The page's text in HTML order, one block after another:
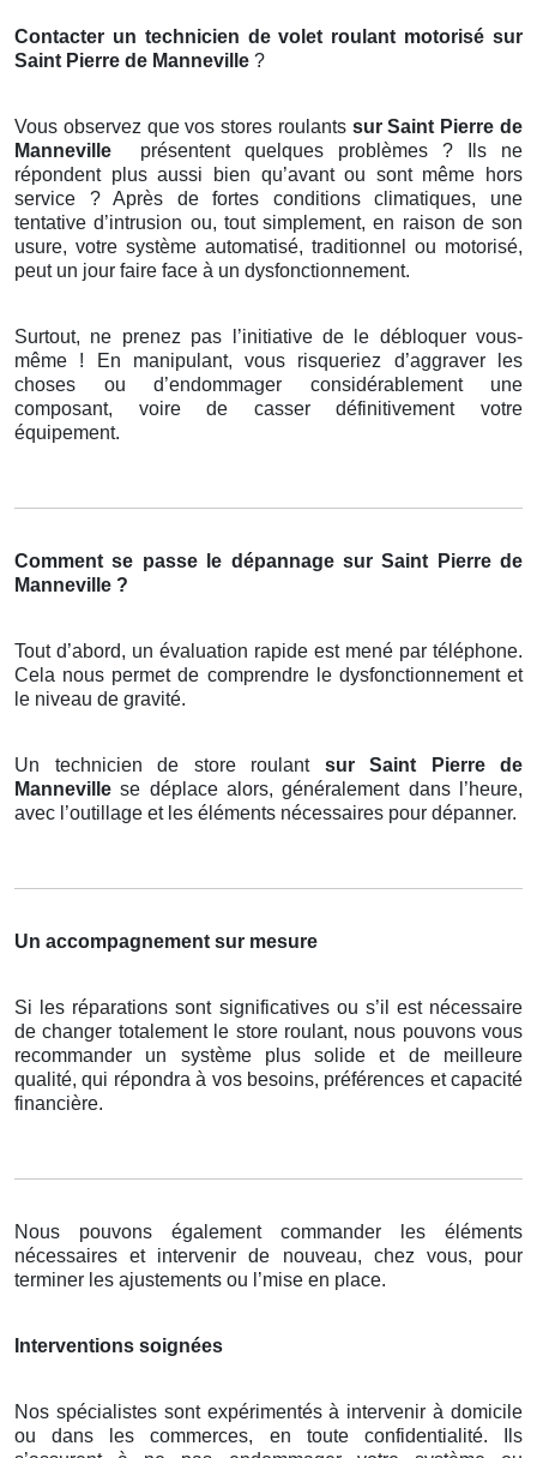
Contacter un technicien de volet roulant motorisé sur
Saint Pierre de Manneville ?
Vous observez que vos stores roulants sur Saint Pierre de
Manneville
présentent quelques problèmes ? Ils ne
répondent plus aussi bien qu’avant ou sont même hors
service ? Après de fortes conditions climatiques, une
tentative d’intrusion ou, tout simplement, en raison de son
usure, votre système automatisé, traditionnel ou motorisé,
peut un jour faire face à un dysfonctionnement.
Surtout, ne prenez pas l’initiative de le débloquer vous-
même ! En manipulant, vous risqueriez d’aggraver les
choses ou d’endommager considérablement une
composant, voire de casser définitivement votre
équipement.
Comment se passe le dépannage sur Saint Pierre de
Manneville ?
Tout d’abord, un évaluation rapide est mené par téléphone.
Cela nous permet de comprendre le dysfonctionnement et
le niveau de gravité.
Un technicien de store roulant sur Saint Pierre de
Mannevillese déplace alors, généralement dans l’heure,
avec l’outillage et les éléments nécessaires pour dépanner.
Un accompagnement sur mesure
Si les réparations sont significatives ou s’il est nécessaire
de changer totalement le store roulant, nous pouvons vous
recommander un système plus solide et de meilleure
qualité, qui répondra à vos besoins, préférences et capacité
financière.
Nous pouvons également commander les éléments
nécessaires et intervenir de nouveau, chez vous, pour
terminer les ajustements ou l’mise en place.
Interventions soignées
Nos spécialistes sont expérimentés à intervenir à domicile
ou dans les commerces, en toute confidentialité. Ils